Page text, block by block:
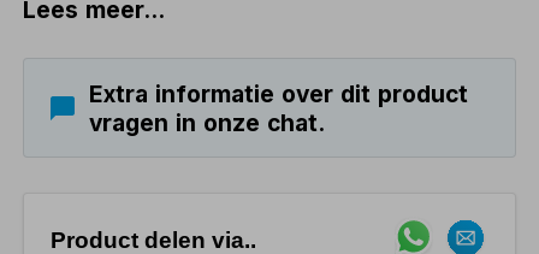
Lees meer...
Extra informatie over dit product
vragen in onze chat.
Product delen via..